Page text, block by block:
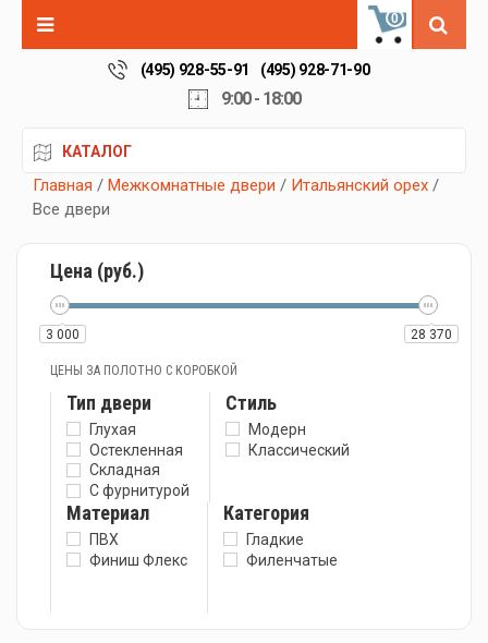
0
(495) 928-55-91 (495) 928-71-90
9:00 - 18:00
КАТАЛОГ
Главная / Межкомнатные двери / Итальянский орех /
Все двери
Цена (руб.)
3 000 28 370
ЦЕНЫ ЗА ПОЛОТНО С КОРОБКОЙ
Тип двери
Глухая
Остекленная
Складная
С фурнитурой
Стиль
Модерн
Классический
Материал
ПВХ
Финиш Флекс
Категория
Гладкие
Филенчатые